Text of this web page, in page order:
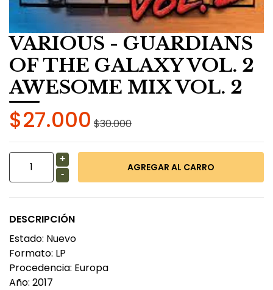
VARIOUS - GUARDIANS
OF THE GALAXY VOL. 2
AWESOME MIX VOL. 2
$27.000 $30.000
+
-
DESCRIPCIÓN
Estado: Nuevo
Formato: LP
Procedencia: Europa
Año: 2017